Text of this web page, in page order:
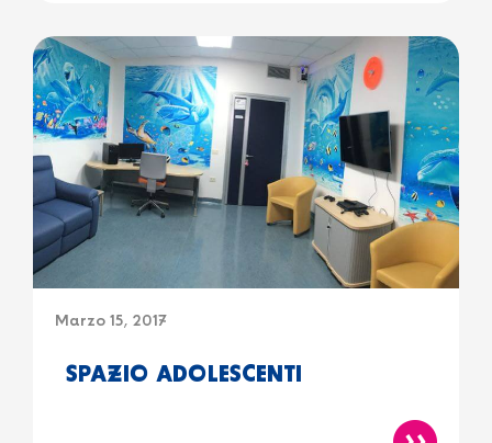
Marzo 15, 2017
SPAZIO ADOLESCENTI